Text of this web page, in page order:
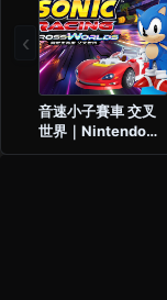
‹
音速小子賽車 交叉
世界｜Nintendo
Switch 2 版正式定